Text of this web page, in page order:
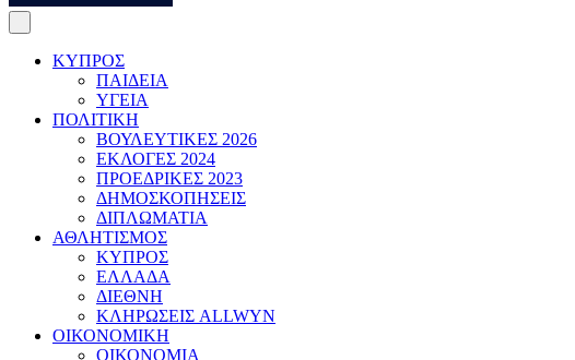
ΚΥΠΡΟΣ
ΠΑΙΔΕΙΑ
ΥΓΕΙΑ
ΠΟΛΙΤΙΚΗ
ΒΟΥΛΕΥΤΙΚΕΣ 2026
ΕΚΛΟΓΕΣ 2024
ΠΡΟΕΔΡΙΚΕΣ 2023
ΔΗΜΟΣΚΟΠΗΣΕΙΣ
ΔΙΠΛΩΜΑΤΙΑ
ΑΘΛΗΤΙΣΜΟΣ
ΚΥΠΡΟΣ
ΕΛΛΑΔΑ
ΔΙΕΘΝΗ
ΚΛΗΡΩΣΕΙΣ ALLWYN
ΟΙΚΟΝΟΜΙΚΗ
ΟΙΚΟΝΟΜΙΑ